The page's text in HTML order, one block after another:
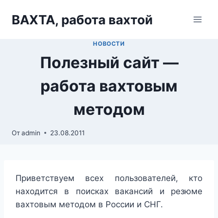
ВАХТА, работа вахтой
НОВОСТИ
Полезный сайт —
работа вахтовым
методом
Отadmin 23.08.2011
Приветствуем всех пользователей, кто
находится в поисках вакансий и резюме
вахтовым методом в России и СНГ.